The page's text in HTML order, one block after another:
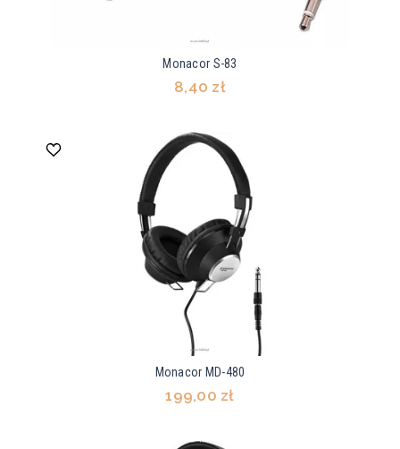
Monacor S-83
8,40 zł
Monacor MD-480
199,00 zł